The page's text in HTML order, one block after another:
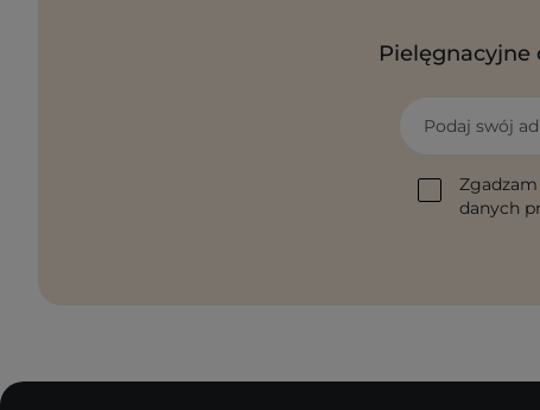
Pielęgnacyjne
Podaj swój
danych